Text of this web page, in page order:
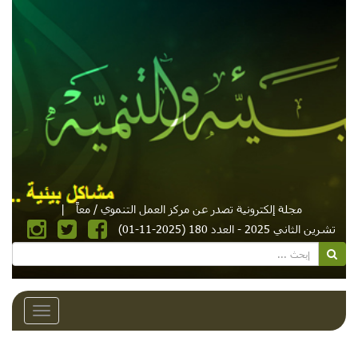
مجلة إلكترونية تصدر عن مركز العمل التنموي / معاً
|
تشرين الثاني 2025 - العدد 180 (2025-11-01)
Toggle